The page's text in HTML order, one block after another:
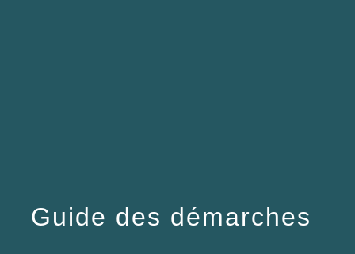
Guide des démarches